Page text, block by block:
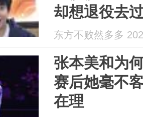
却想退役去
东方不败然多多
张本美和为
赛后她毫不
在理